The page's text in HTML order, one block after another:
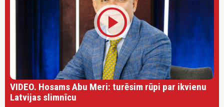
play_circle
VIDEO. Hosams Abu Meri: turēsim rūpi par ikvienu
Latvijas slimnīcu